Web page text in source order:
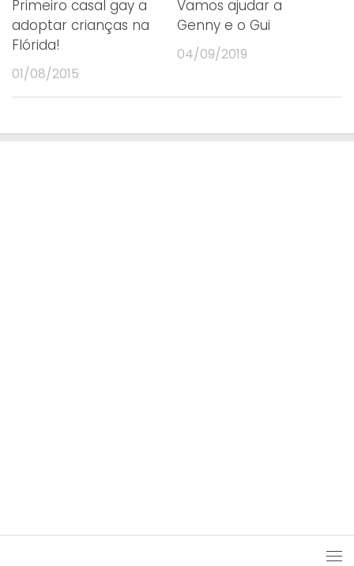
Primeiro casal gay a
adoptar crianças na
Flórida!
01/08/2015
Vamos ajudar a
Genny e o Gui
04/09/2019